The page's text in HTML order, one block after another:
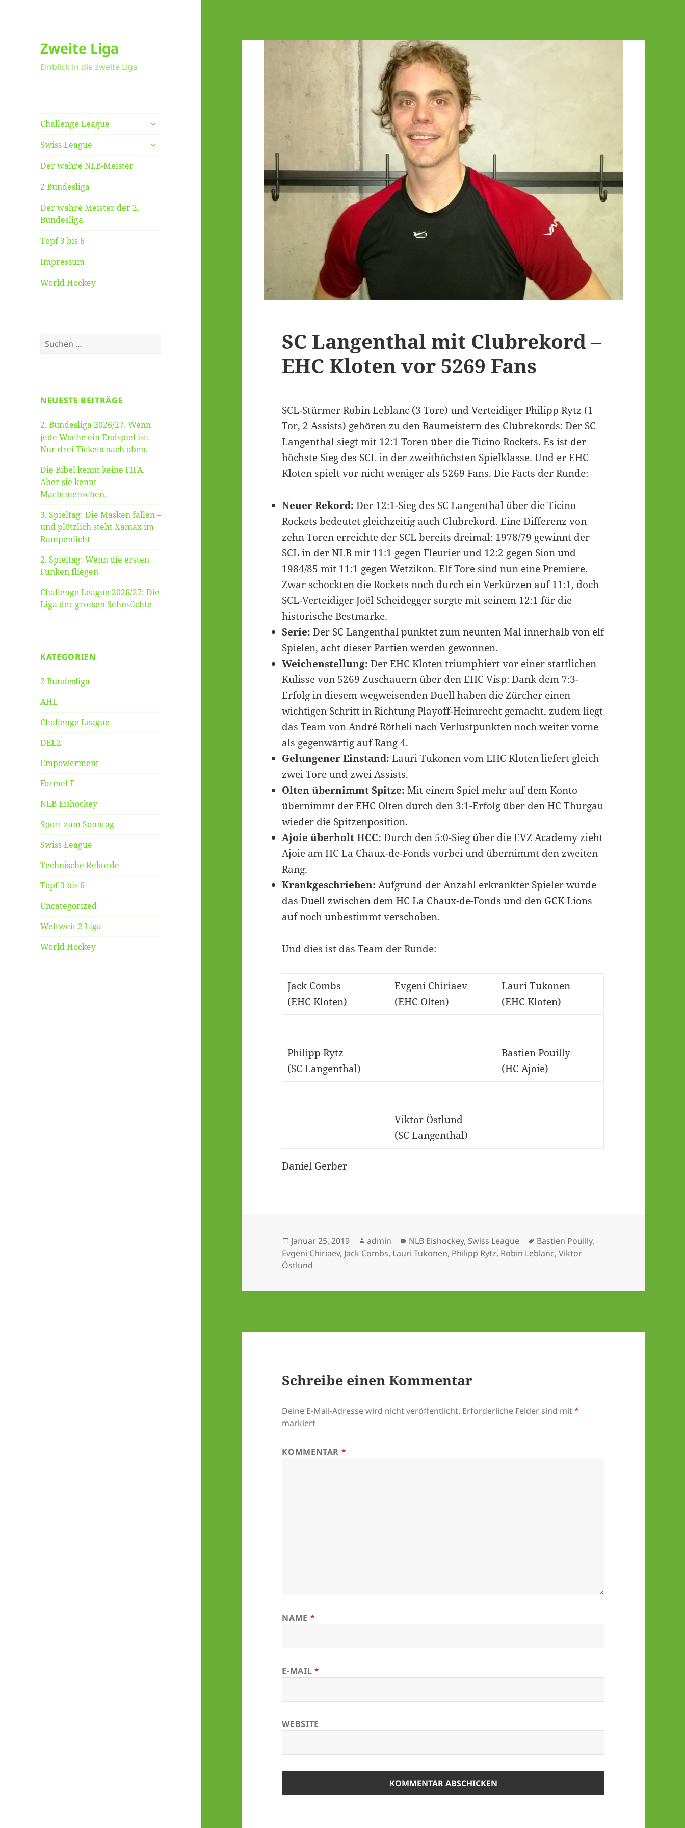
Zweite Liga
Einblick in die zweite Liga
Challenge League
untermenü
anzeigen
Swiss League
untermenü
anzeigen
Der wahre NLB-Meister
2 Bundesliga
Der wahre Meister der 2.
Bundesliga
Topf 3 bis 6
Impressum
World Hockey
Suche
nach:
NEUESTE BEITRÄGE
2. Bundesliga 2026/27. Wenn
jede Woche ein Endspiel ist:
Nur drei Tickets nach oben.
Die Bibel kennt keine FIFA.
Aber sie kennt
Machtmenschen.
3. Spieltag: Die Masken fallen –
und plötzlich steht Xamax im
Rampenlicht
2. Spieltag: Wenn die ersten
Funken fliegen
Challenge League 2026/27: Die
Liga der grossen Sehnsüchte
KATEGORIEN
2 Bundesliga
AHL
Challenge League
DEL2
Empowerment
Formel E
NLB Eishockey
Sport zum Sonntag
Swiss League
Technische Rekorde
Topf 3 bis 6
Uncategorized
Weltweit 2 Liga
World Hockey
SC Langenthal mit Clubrekord –
EHC Kloten vor 5269 Fans
SCL-Stürmer Robin Leblanc (3 Tore) und Verteidiger Philipp Rytz (1
Tor, 2 Assists) gehören zu den Baumeistern des Clubrekords: Der SC
Langenthal siegt mit 12:1 Toren über die Ticino Rockets. Es ist der
höchste Sieg des SCL in der zweithöchsten Spielklasse. Und er EHC
Kloten spielt vor nicht weniger als 5269 Fans. Die Facts der Runde:
Neuer Rekord:Der 12:1-Sieg des SC Langenthal über die Ticino
Rockets bedeutet gleichzeitig auch Clubrekord. Eine Differenz von
zehn Toren erreichte der SCL bereits dreimal: 1978/79 gewinnt der
SCL in der NLB mit 11:1 gegen Fleurier und 12:2 gegen Sion und
1984/85 mit 11:1 gegen Wetzikon. Elf Tore sind nun eine Premiere.
Zwar schockten die Rockets noch durch ein Verkürzen auf 11:1, doch
SCL-Verteidiger Joël Scheidegger sorgte mit seinem 12:1 für die
historische Bestmarke.
Serie: Der SC Langenthal punktet zum neunten Mal innerhalb von elf
Spielen, acht dieser Partien werden gewonnen.
Weichenstellung:Der EHC Kloten triumphiert vor einer stattlichen
Kulisse von 5269 Zuschauern über den EHC Visp: Dank dem 7:3-
Erfolg in diesem wegweisenden Duell haben die Zürcher einen
wichtigen Schritt in Richtung Playoff-Heimrecht gemacht, zudem liegt
das Team von André Rötheli nach Verlustpunkten noch weiter vorne
als gegenwärtig auf Rang 4.
Gelungener Einstand: Lauri Tukonen vom EHC Kloten liefert gleich
zwei Tore und zwei Assists.
Olten übernimmt Spitze:Mit einem Spiel mehr auf dem Konto
übernimmt der EHC Olten durch den 3:1-Erfolg über den HC Thurgau
wieder die Spitzenposition.
Ajoie überholt HCC: Durch den 5:0-Sieg über die EVZ Academy zieht
Ajoie am HC La Chaux-de-Fonds vorbei und übernimmt den zweiten
Rang.
Krankgeschrieben: Aufgrund der Anzahl erkrankter Spieler wurde
das Duell zwischen dem HC La Chaux-de-Fonds und den GCK Lions
auf noch unbestimmt verschoben.
Und dies ist das Team der Runde:
Jack Combs
(EHC Kloten)
Evgeni Chiriaev
(EHC Olten)
Lauri Tukonen
(EHC Kloten)
Philipp Rytz
(SC Langenthal)
Bastien Pouilly
(HC Ajoie)
Viktor Östlund
(SC Langenthal)
Daniel Gerber
Veröffentlicht
am
Januar 25, 2019 Autor
admin Kategorien
NLB Eishockey, Swiss League Schlagwörter
Bastien Pouilly,
Evgeni Chiriaev, Jack Combs, Lauri Tukonen, Philipp Rytz, Robin Leblanc,Viktor
Östlund
Schreibe einen Kommentar
Deine E-Mail-Adresse wird nicht veröffentlicht. Erforderliche Felder sind mit*
markiert
KOMMENTAR *
NAME *
E-MAIL *
WEBSITE